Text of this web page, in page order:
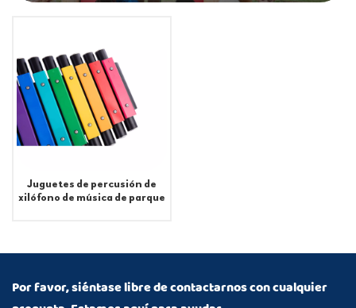
Juguetes de percusión de
xilófono de música de parque
Por favor, siéntase libre de contactarnos con cualquier